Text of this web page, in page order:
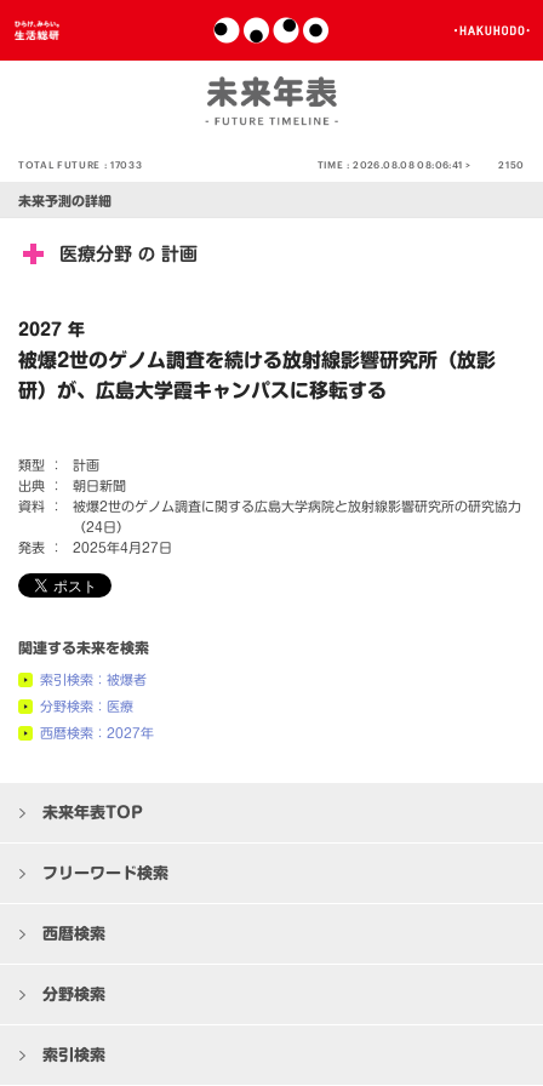
TOTAL FUTURE :17033 TIME :2026.08.08 08:06:41 > 2150
未来予測の詳細
医療分野 の 計画
2027 年
被爆2世のゲノム調査を続ける放射線影響研究所（放影
研）が、広島大学霞キャンパスに移転する
類型 ：
計画
出典 ：
朝日新聞
資料 ：
被爆2世のゲノム調査に関する広島大学病院と放射線影響研究所の研究協力
（24日）
発表 ：
2025年4月27日
関連する未来を検索
索引検索：被爆者
分野検索：医療
西暦検索：2027年
未来年表TOP
フリーワード検索
西暦検索
分野検索
索引検索